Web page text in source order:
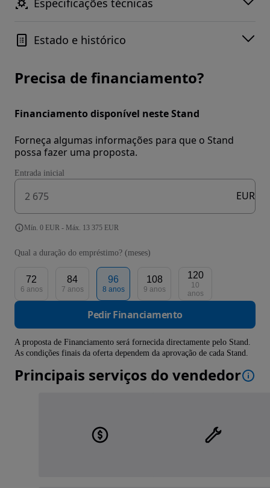
Especificações técnicas
Estado e histórico
Precisa de financiamento?
Financiamento disponível neste Stand
Forneça algumas informações para que o Stand
possa fazer uma proposta.
Entrada inicial
EUR
Mín. 0 EUR - Máx. 13 375 EUR
Qual a duração do empréstimo? (meses)
72
6 anos
84
7 anos
96
8 anos
108
9 anos
120
10
anos
Pedir Financiamento
A proposta de Financiamento será fornecida directamente pelo Stand.
As condições finais da oferta dependem da aprovação de cada Stand.
Principais serviços do vendedor